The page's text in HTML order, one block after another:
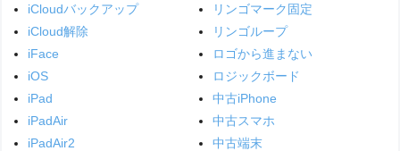
iCloudバックアップ
iCloud解除
iFace
iOS
iPad
iPadAir
iPadAir2
リンゴマーク固定
リンゴループ
ロゴから進まない
ロジックボード
中古iPhone
中古スマホ
中古端末